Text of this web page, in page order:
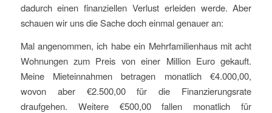
dadurch einen finanziellen Verlust erleiden werde. Aber
schauen wir uns die Sache doch einmal genauer an:
Mal angenommen, ich habe ein Mehrfamilienhaus mit acht
Wohnungen zum Preis von einer Million Euro gekauft.
Meine Mieteinnahmen betragen monatlich €4.000,00,
wovon aber €2.500,00 für die Finanzierungsrate
draufgehen. Weitere €500,00 fallen monatlich für